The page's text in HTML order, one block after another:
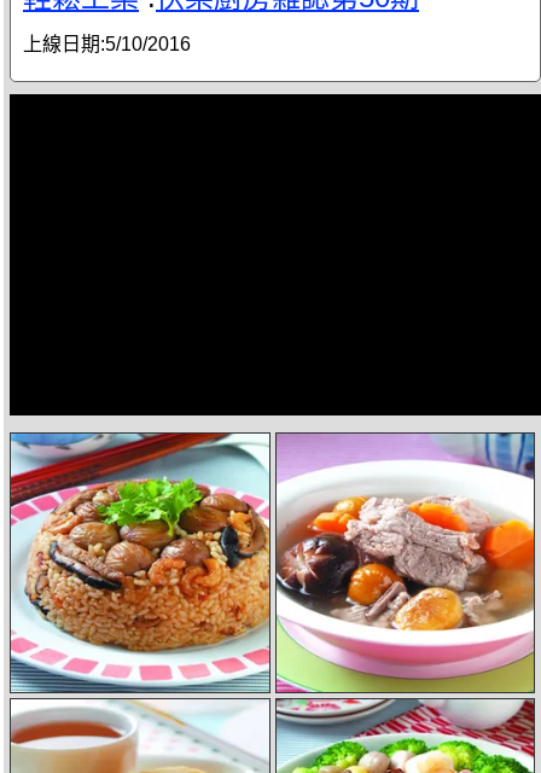
上線日期:5/10/2016